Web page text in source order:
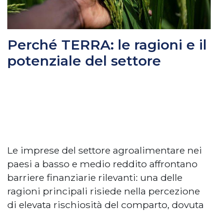
Perché TERRA: le ragioni e il
potenziale del settore
Le imprese del settore agroalimentare nei
paesi a basso e medio reddito affrontano
barriere finanziarie rilevanti: una delle
ragioni principali risiede nella percezione
di elevata rischiosità del comparto, dovuta